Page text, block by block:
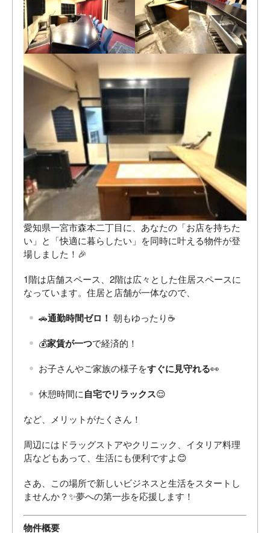
愛知県一宮市森本二丁目に、あなたの「お店を持ちた
い」と「快適に暮らしたい」を同時に叶える物件が登
場しました！🎉
1階は店舗スペース、2階は広々とした住居スペースに
なっています。住居と店舗が一体なので、
🚗通勤時間ゼロ！ 朝もゆったり☕
💰家賃が一つで経済的！
お子さんやご家族の様子をすぐに見守れる👀
休憩時間に自宅でリラックス😌
など、メリットがたくさん！
周辺にはドラッグストアやクリニック、イタリア料理
店などもあって、生活にも便利ですよ😊
さあ、この場所で新しいビジネスと生活をスタートし
ませんか？✨夢への第一歩を応援します！
物件概要